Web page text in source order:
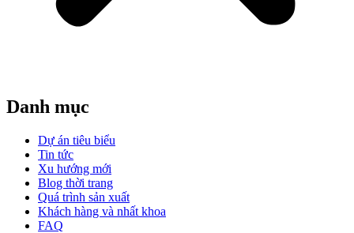
Danh mục
Dự án tiêu biểu
Tin tức
Xu hướng mới
Blog thời trang
Quá trình sản xuất
Khách hàng và nhất khoa
FAQ